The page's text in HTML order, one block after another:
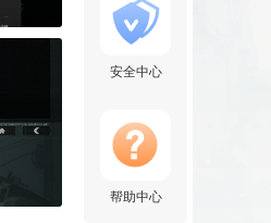
安全中心
帮助中心